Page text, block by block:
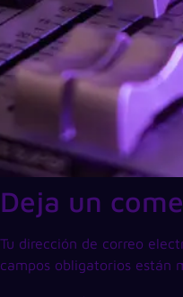
Deja un
Tu dirección de correo
campos obligatorios están